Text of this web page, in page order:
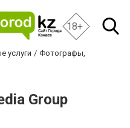
18+
услуги
Фотографы,
Group